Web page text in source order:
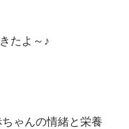
たよ～♪
ゃんの情緒と栄養